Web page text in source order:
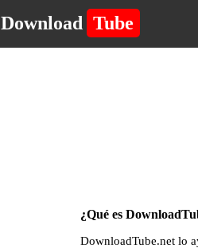
Download Tube
¿Qué es
DownloadTube.net lo